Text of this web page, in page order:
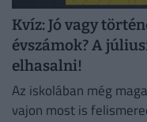
Kvíz: Jó vagy
évszámok? A
elhasalni!
Az iskolában még
vajon most is